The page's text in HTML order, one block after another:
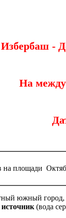
Избербаш -
На
на площади
южный
(вода